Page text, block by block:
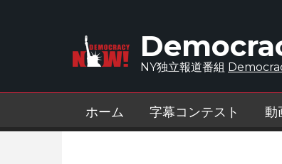
NY独立報道番組
ホーム 字幕コンテスト 動